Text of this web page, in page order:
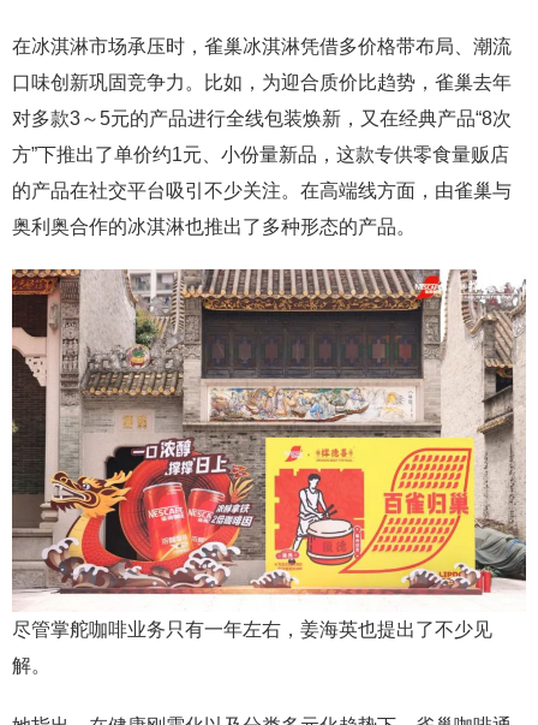
在冰淇淋市场承压时，雀巢冰淇淋凭借多价格带布局、潮流
口味创新巩固竞争力。比如，为迎合质价比趋势，雀巢去年
对多款3～5元的产品进行全线包装焕新，又在经典产品“8次
方”下推出了单价约1元、小份量新品，这款专供零食量贩店
的产品在社交平台吸引不少关注。在高端线方面，由雀巢与
奥利奥合作的冰淇淋也推出了多种形态的产品。
尽管掌舵咖啡业务只有一年左右，姜海英也提出了不少见
解。